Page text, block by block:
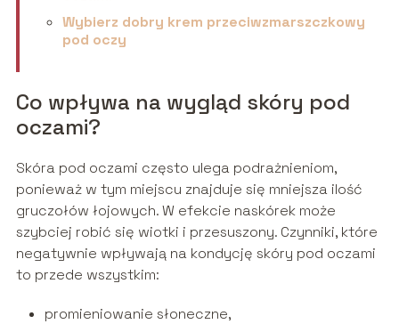
Wybierz dobry krem przeciwzmarszczkowy
pod oczy
Co wpływa na wygląd skóry pod
oczami?
Skóra pod oczami często ulega podrażnieniom,
ponieważ w tym miejscu znajduje się mniejsza ilość
gruczołów łojowych. W efekcie naskórek może
szybciej robić się wiotki i przesuszony. Czynniki, które
negatywnie wpływają na kondycję skóry pod oczami
to przede wszystkim:
promieniowanie słoneczne,